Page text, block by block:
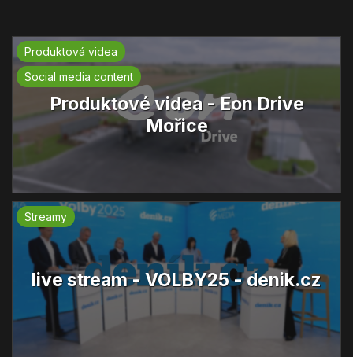
Produktová videa
Social media content
Produktové videa - Eon Drive
Mořice
Streamy
live stream - VOLBY25 - denik.cz